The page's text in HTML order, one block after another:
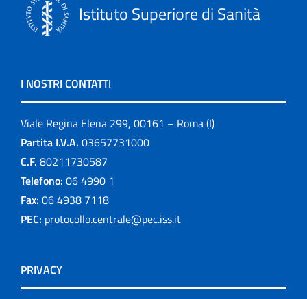
Istituto Superiore di Sanità
I NOSTRI CONTATTI
Viale Regina Elena 299, 00161 – Roma (I)
Partita I.V.A. 03657731000
C.F. 80211730587
Telefono: 06 4990 1
Fax: 06 4938 7118
PEC: protocollo.centrale@pec.iss.it
PRIVACY